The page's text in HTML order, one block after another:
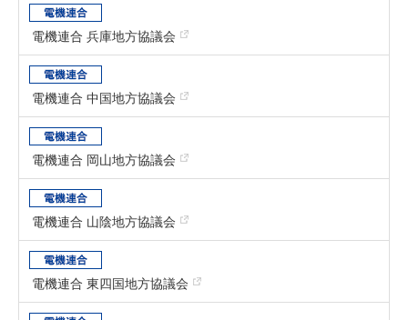
電機連合 兵庫地方協議会
電機連合 中国地方協議会
電機連合 岡山地方協議会
電機連合 山陰地方協議会
電機連合 東四国地方協議会